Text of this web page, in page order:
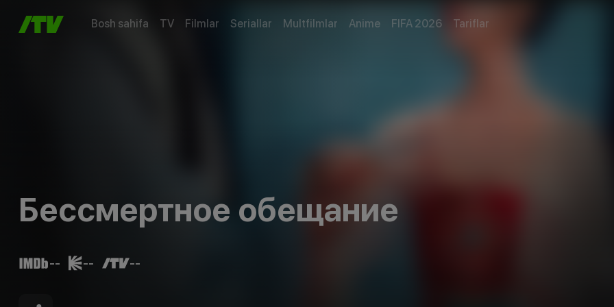
Bosh sahifa TV Filmlar Seriallar Multfilmlar Anime FIFA 2026 Tariflar
Бессмертное обещание
-- -- --